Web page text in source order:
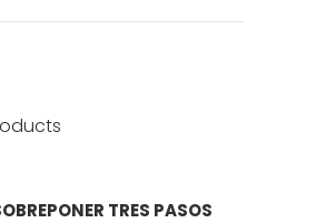
TRES PASOS